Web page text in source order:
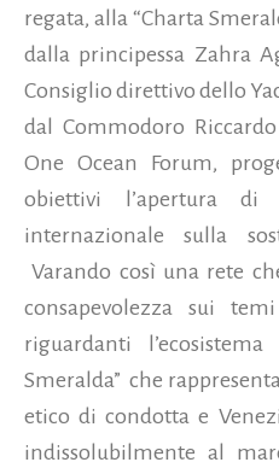
regata, alla “Charta
dalla principessa Zahra
Consiglio direttivo dello
dal Commodoro
One Ocean Forum,
obiettivi l’apertura
internazionale sulla
Varando così una rete
consapevolezza sui
riguardanti
Smeralda” che
etico di condotta e
indissolubilmente al